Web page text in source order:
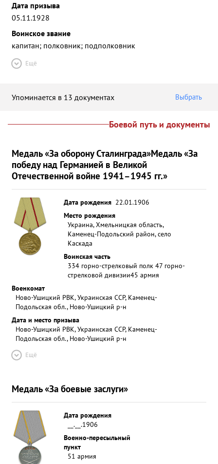
Дата призыва
05.11.1928
Воинское звание
капитан; полковник; подполковник
Ещё
Упоминается в 13 документах Выбрать
Боевой путь и документы
Медаль «За оборону Сталинграда»Медаль «За
победу над Германией в Великой
Отечественной войне 1941–1945 гг.»
Дата рождения 22.01.1906
Место рождения
Украина, Хмельницкая область,
Каменец-Подольский район, село
Каскада
Воинская часть
334 горно-стрелковый полк 47 горно-
стрелковой дивизии45 армия
Военкомат
Ново-Ушицкий РВК, Украинская ССР, Каменец-
Подольская обл., Ново-Ушицкий р-н
Дата и место призыва
Ново-Ушицкий РВК, Украинская ССР, Каменец-
Подольская обл., Ново-Ушицкий р-н
Ещё
Медаль «За боевые заслуги»
Дата рождения
__.__.1906
Военно-пересыльный
пункт
51 армия